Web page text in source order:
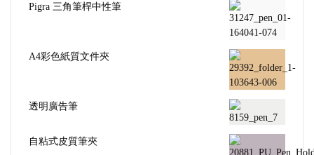
Pigra 三角筆桿中性筆
A4彩色紙質文件夾
透明廣告筆
自粘式皮質筆夾